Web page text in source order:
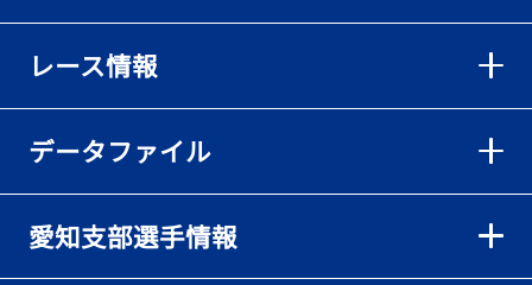
【ボートレース】島川海輝が逃げ切って準優勝負駆け成功、準優は
伸び意識の調整で／常滑 - 日刊スポーツ
【ボートレース】地元の荒木颯斗が有言実行の予選突破「そろそろ
2026年08月02日
【とこなめボート】出足抜群の篠原晟弥だが「叩き変える可能性も
ある」と思案顔
レース情報
データファイル
愛知支部選手情報